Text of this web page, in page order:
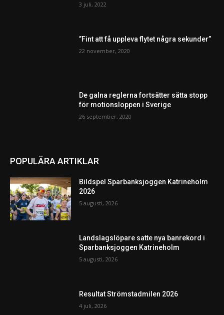
3 juli, 2022
”Fint att få uppleva flytet några sekunder”
22 november, 2020
De galna reglerna fortsätter sätta stopp
för motionsloppen i Sverige
26 september, 2020
POPULÄRA ARTIKLAR
Bildspel Sparbanksjoggen Katrineholm
2026
5 augusti, 2026
Landslagslöpare satte nya banrekord i
Sparbanksjoggen Katrineholm
5 augusti, 2026
Resultat Strömstadmilen 2026
4 juli, 2026